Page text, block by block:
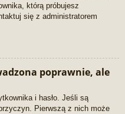
którą próbujesz
się z administratorem
poprawnie, ale
i hasło. Jeśli są
Pierwszą z nich może